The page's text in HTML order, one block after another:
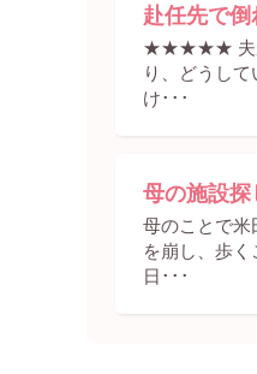
赴任先で
★★★★★ 夫が
り、どうし
け･･･
母の施設探
母のことで米
を崩し、歩
日･･･